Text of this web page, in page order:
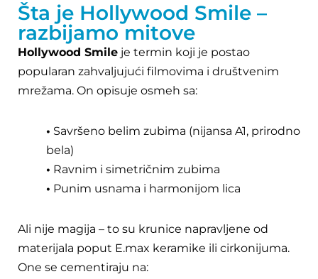
Šta je Hollywood Smile –
razbijamo mitove
Hollywood Smile je termin koji je postao
popularan zahvaljujući filmovima i društvenim
mrežama. On opisuje osmeh sa:
• Savršeno belim zubima (nijansa A1, prirodno
bela)
• Ravnim i simetričnim zubima
• Punim usnama i harmonijom lica
Ali nije magija – to su krunice napravljene od
materijala poput E.max keramike ili cirkonijuma.
One se cementiraju na: